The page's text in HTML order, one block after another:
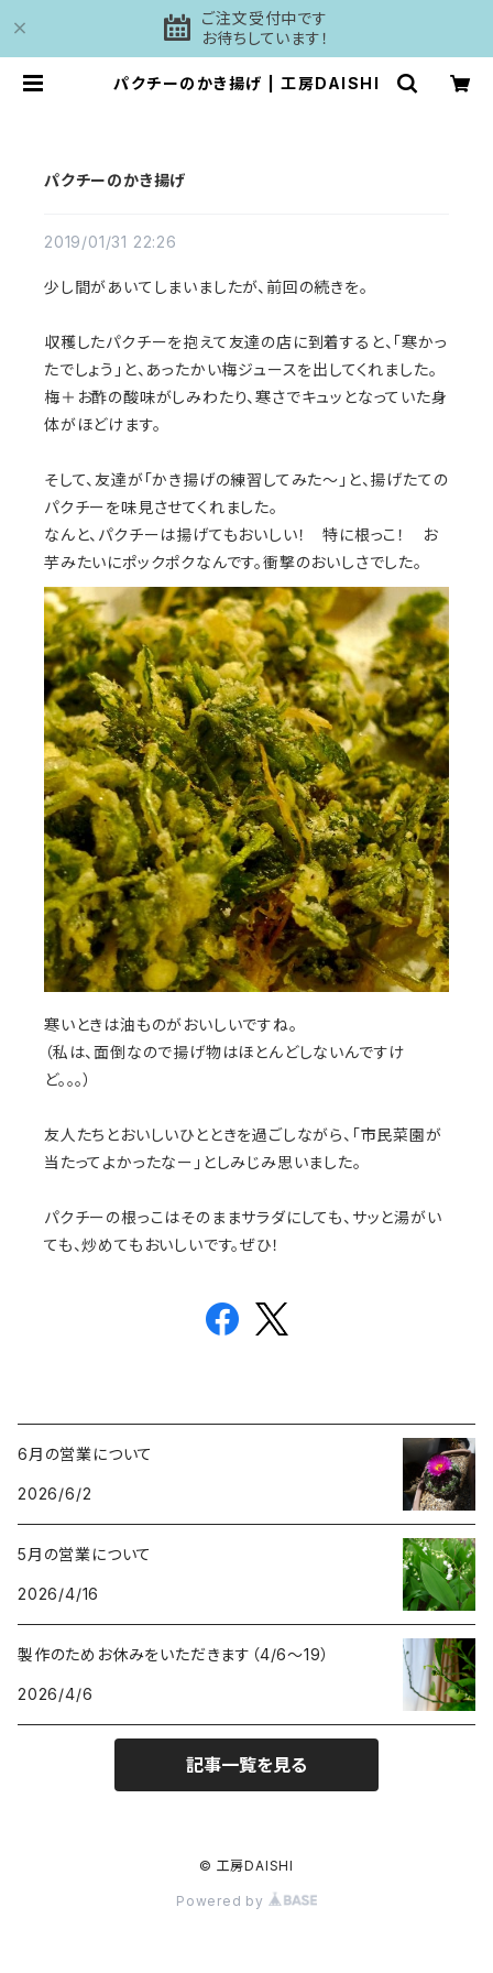
ご注文受付中です
お待ちしています！
パクチーのかき揚げ | 工房DAISHI
パクチーのかき揚げ
2019/01/31 22:26
少し間があいてしまいましたが、前回の続きを。
収穫したパクチーを抱えて友達の店に到着すると、「寒かっ
たでしょう」と、あったかい梅ジュースを出してくれました。
梅＋お酢の酸味がしみわたり、寒さでキュッとなっていた身
体がほどけます。
そして、友達が「かき揚げの練習してみた〜」と、揚げたての
パクチーを味見させてくれました。
なんと、パクチーは揚げてもおいしい！ 特に根っこ！ お
芋みたいにポックポクなんです。衝撃のおいしさでした。
寒いときは油ものがおいしいですね。
（私は、面倒なので揚げ物はほとんどしないんですけ
ど。。。）
友人たちとおいしいひとときを過ごしながら、「市民菜園が
当たってよかったなー」としみじみ思いました。
パクチーの根っこはそのままサラダにしても、サッと湯がい
ても、炒めてもおいしいです。ぜひ！
6月の営業について
2026/6/2
5月の営業について
2026/4/16
製作のためお休みをいただきます（4/6〜19）
2026/4/6
記事一覧を見る
© 工房DAISHI
Powered by